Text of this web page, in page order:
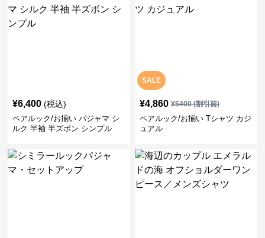
¥6,400 (税込)
ペアルック/お揃い パジャマ シ
ルク 半袖 半ズボン シンプル
SALE
¥4,860 ¥5400(割引前)
ペアルック/お揃い Tシャツ カジ
ュアル